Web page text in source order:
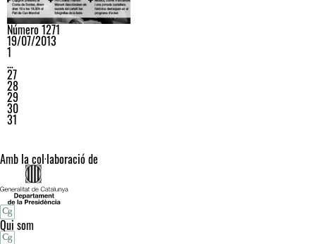
Número 1271
19/07/2013
1
…
27
28
29
30
31
Amb la col·laboració de
Qui som